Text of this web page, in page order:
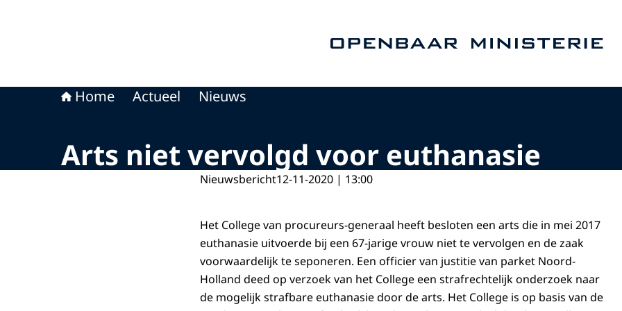
Home Actueel Nieuws
Arts niet vervolgd voor euthanasie
Nieuwsbericht12-11-2020 | 13:00
Het College van procureurs-generaal heeft besloten een arts die in mei 2017
euthanasie uitvoerde bij een 67-jarige vrouw niet te vervolgen en de zaak
voorwaardelijk te seponeren. Een officier van justitie van parket Noord-
Holland deed op verzoek van het College een strafrechtelijk onderzoek naar
de mogelijk strafbare euthanasie door de arts. Het College is op basis van de